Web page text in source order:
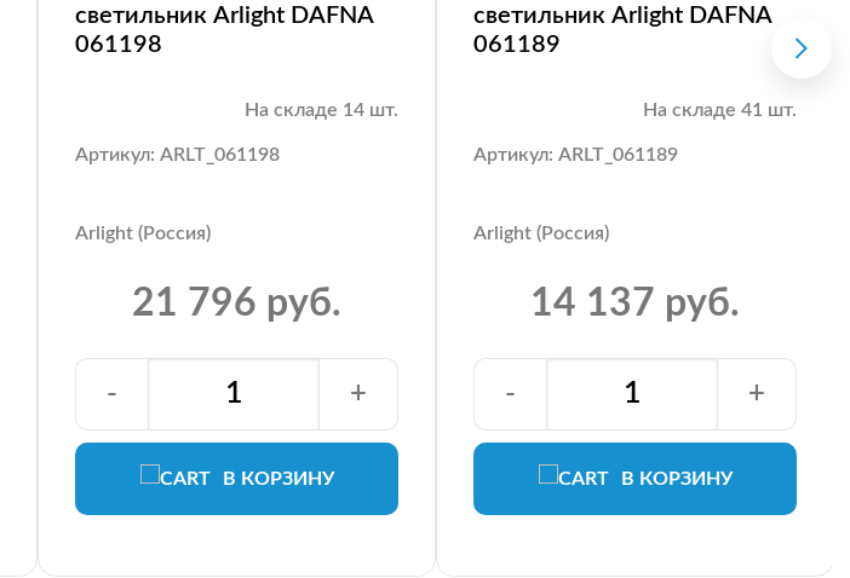
светильник Arlight DAFNA
061198
На складе 14 шт.
Артикул: ARLT_061198
Arlight (Россия)
21 796 руб.
В КОРЗИНУ
- +
светильник Arlight DAFNA
061189
На складе 41 шт.
Артикул: ARLT_061189
Arlight (Россия)
14 137 руб.
В КОРЗИНУ
- +